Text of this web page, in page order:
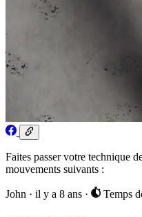
Faites passer votre technique
mouvements suivants :
John · il y a 8 ans · Temps